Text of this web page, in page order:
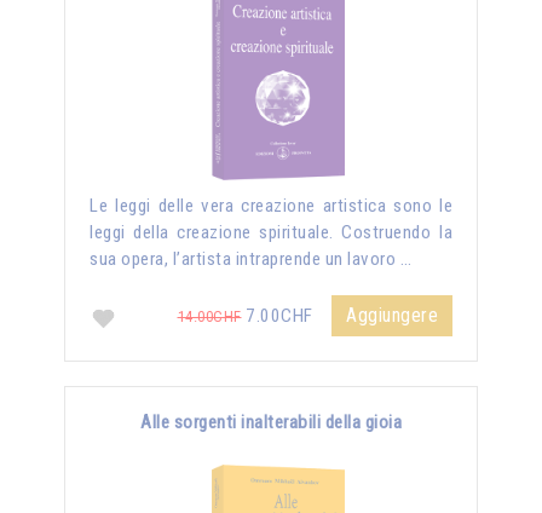
Le leggi delle vera creazione artistica sono le
leggi della creazione spirituale. Costruendo la
sua opera, l’artista intraprende un lavoro …
14.00CHF7.00CHF Aggiungere
Alle sorgenti inalterabili della gioia